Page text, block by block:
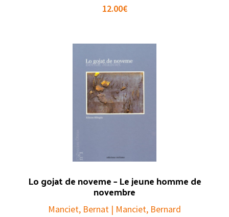
12.00€
Lo gojat de noveme – Le jeune homme de
novembre
Manciet, Bernat | Manciet, Bernard